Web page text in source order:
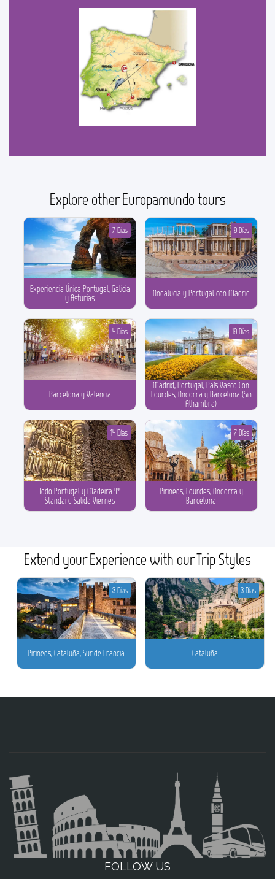
Explore other Europamundo tours
Experiencia Única Portugal, Galicia
y Asturias
7 Días
Andalucía y Portugal con Madrid
9 Días
Barcelona y Valencia
4 Días
Madrid, Portugal, País Vasco Con
Lourdes, Andorra y Barcelona (Sin
Alhambra)
19 Días
Todo Portugal y Madeira 4*
Standard Salida Viernes
14 Días
Pirineos, Lourdes, Andorra y
Barcelona
7 Días
Extend your Experience with our Trip Styles
Pirineos, Cataluña, Sur de Francia
3 Días
Cataluña
3 Días
FOLLOW US